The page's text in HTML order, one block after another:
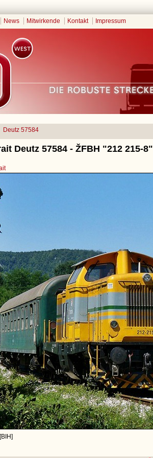
News Mitwirkende Kontakt Impressum
Deutz 57584
Deutz 57584 - ŽFBH "212 215-8"